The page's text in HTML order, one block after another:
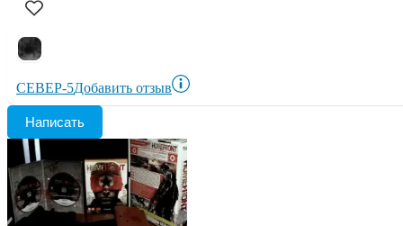
СЕВЕР-5Добавить отзыв
Написать